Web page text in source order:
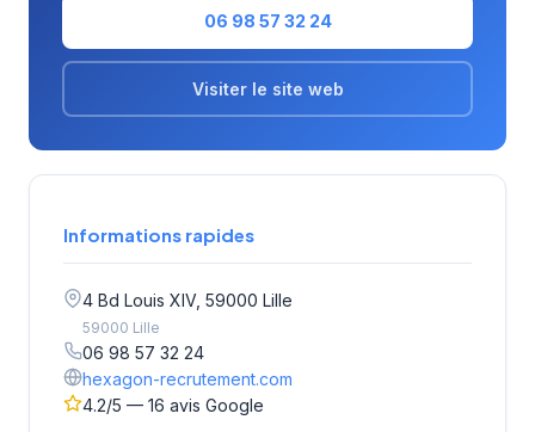
06 98 57 32 24
Visiter le site web
Informations rapides
4 Bd Louis XIV, 59000 Lille
59000 Lille
06 98 57 32 24
hexagon-recrutement.com
4.2/5 — 16 avis Google